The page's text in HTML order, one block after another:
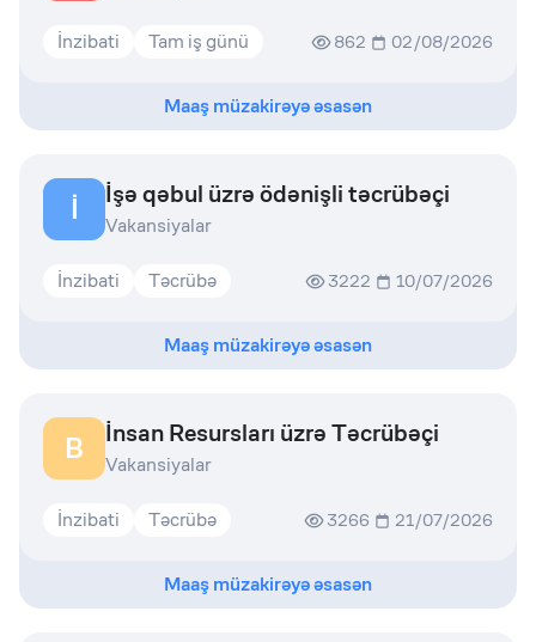
İnzibati Tam iş günü 862 02/08/2026
Maaş müzakirəyə əsasən
İ İşə qəbul üzrə ödənişli təcrübəçi
Vakansiyalar
İnzibati Təcrübə 3222 10/07/2026
Maaş müzakirəyə əsasən
B İnsan Resursları üzrə Təcrübəçi
Vakansiyalar
İnzibati Təcrübə 3266 21/07/2026
Maaş müzakirəyə əsasən